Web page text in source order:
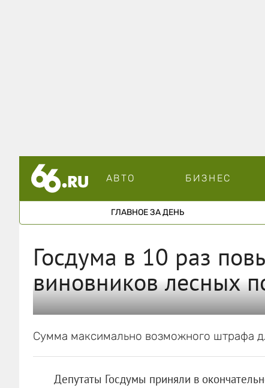
АВТО БИЗНЕС
ГЛАВНОЕ ЗА ДЕНЬ
Госдума в 10 раз
виновников лесных
Сумма максимально возможного штрафа
Депутаты Госдумы приняли в